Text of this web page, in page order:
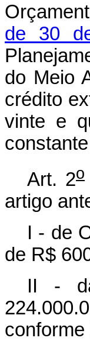
de 30
do Meio
crédito
vinte e
Art. 2o
artigo
I - de
de R$
II -